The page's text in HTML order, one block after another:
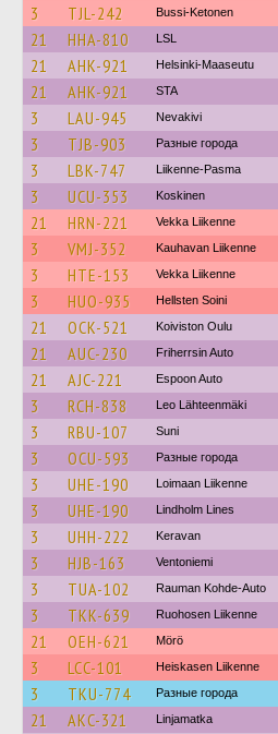
3 TJL-242 Bussi-Ketonen
21 HHA-810 LSL
21 AHK-921 Helsinki-Maaseutu
21 AHK-921 STA
3 LAU-945 Nevakivi
3 TJB-903 Разные города
3 LBK-747 Liikenne-Pasma
3 UCU-353 Koskinen
21 HRN-221 Vekka Liikenne
3 VMJ-352 Kauhavan Liikenne
3 HTE-153 Vekka Liikenne
3 HUO-935 Hellsten Soini
21 OCK-521 Koiviston Oulu
21 AUC-230 Friherrsin Auto
21 AJC-221 Espoon Auto
3 RCH-838 Leo Lähteenmäki
3 RBU-107 Suni
3 OCU-593 Разные города
3 UHE-190 Loimaan Liikenne
3 UHE-190 Lindholm Lines
3 UHH-222 Keravan
3 HJB-163 Ventoniemi
3 TUA-102 Rauman Kohde-Auto
3 TKK-639 Ruohosen Liikenne
21 OEH-621 Mörö
3 LCC-101 Heiskasen Liikenne
3 TKU-774 Разные города
21 AKC-321 Linjamatka